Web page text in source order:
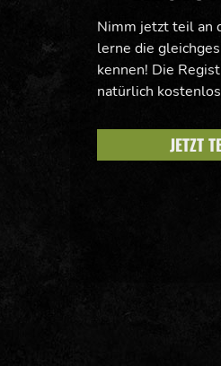
Nimm jetzt teil an
lerne die
kennen! Die
natürlich
JETZT